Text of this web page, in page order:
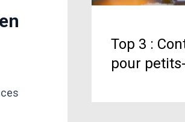
Top 3 :
pour